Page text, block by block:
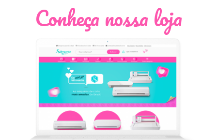
Conheça nossa loja
Léia Pastori